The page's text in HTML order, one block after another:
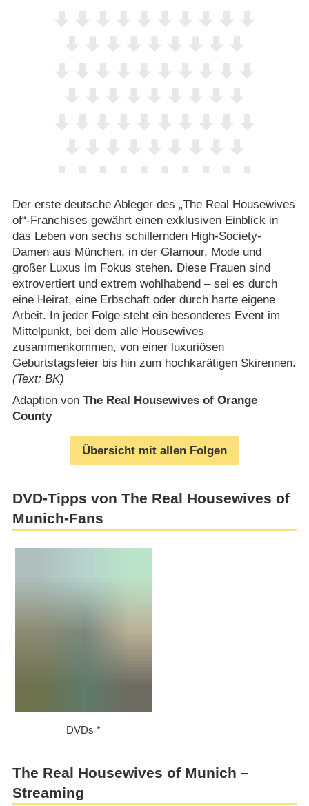
Der erste deutsche Ableger des „The Real Housewives
of“-Franchises gewährt einen exklusiven Einblick in
das Leben von sechs schillernden High-Society-
Damen aus München, in der Glamour, Mode und
großer Luxus im Fokus stehen. Diese Frauen sind
extrovertiert und extrem wohlhabend – sei es durch
eine Heirat, eine Erbschaft oder durch harte eigene
Arbeit. In jeder Folge steht ein besonderes Event im
Mittelpunkt, bei dem alle Housewives
zusammenkommen, von einer luxuriösen
Geburtstagsfeier bis hin zum hochkarätigen Skirennen.
(Text: BK)
Adaption von The Real Housewives of Orange
County
Übersicht mit allen Folgen
DVD-Tipps von The Real Housewives of
Munich-Fans
DVDs
The Real Housewives of Munich –
Streaming